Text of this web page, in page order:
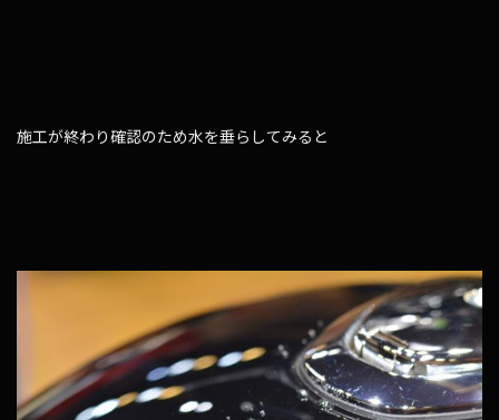
施工が終わり確認のため水を垂らしてみると